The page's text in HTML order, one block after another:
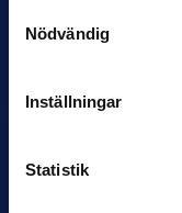
Nödvändig
Inställningar
Statistik
Under
Stefan Billborns